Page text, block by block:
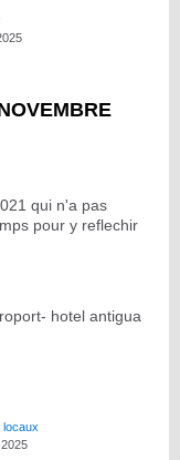
qui n'a pas
pour y reflechir
hotel antigua